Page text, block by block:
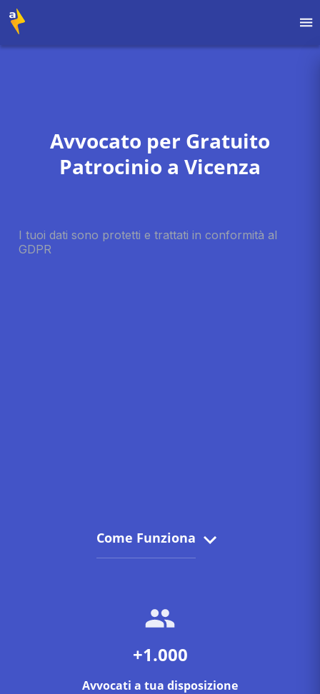
Avvocato per Gratuito
Patrocinio a Vicenza
Come Funziona
+1.000
Avvocati a tua disposizione